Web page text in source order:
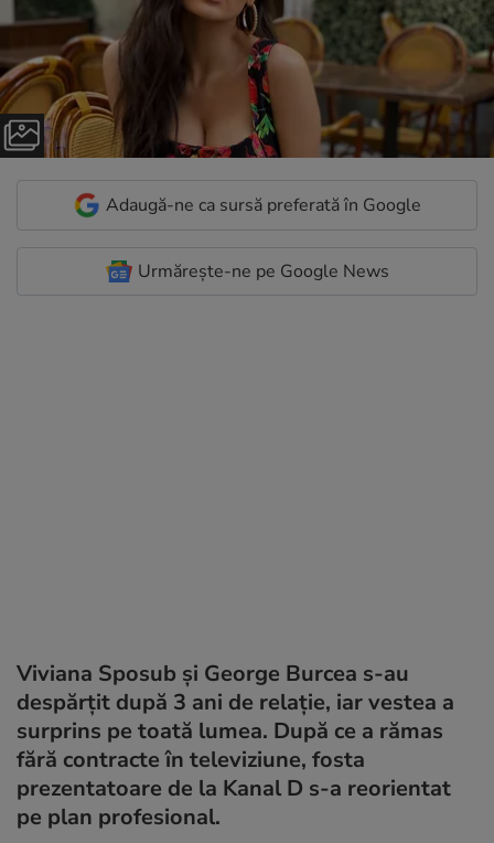
Adaugă-ne ca sursă preferată în Google
Urmărește-ne pe Google News
Viviana Sposub și George Burcea s-au
despărțit după 3 ani de relație, iar vestea a
surprins pe toată lumea. După ce a rămas
fără contracte în televiziune, fosta
prezentatoare de la Kanal D s-a reorientat
pe plan profesional.